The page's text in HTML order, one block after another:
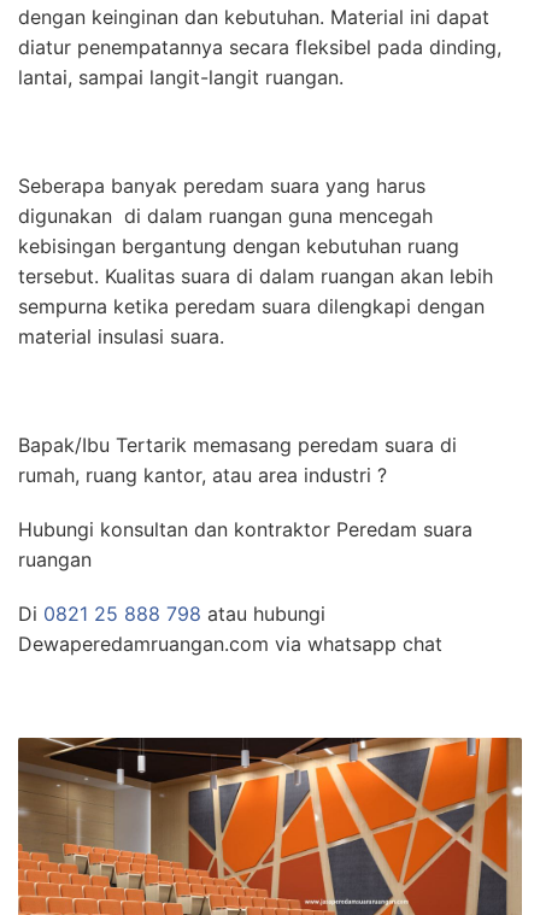
dengan keinginan dan kebutuhan. Material ini dapat
diatur penempatannya secara fleksibel pada dinding,
lantai, sampai langit-langit ruangan.
Seberapa banyak peredam suara yang harus
digunakan di dalam ruangan guna mencegah
kebisingan bergantung dengan kebutuhan ruang
tersebut. Kualitas suara di dalam ruangan akan lebih
sempurna ketika peredam suara dilengkapi dengan
material insulasi suara.
Bapak/Ibu Tertarik memasang peredam suara di
rumah, ruang kantor, atau area industri ?
Hubungi konsultan dan kontraktor Peredam suara
ruangan
Di 0821 25 888 798 atau hubungi
Dewaperedamruangan.com via whatsapp chat